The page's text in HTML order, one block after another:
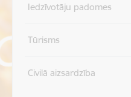
Iedzīvotāju padomes
Tūrisms
Civilā aizsardzība